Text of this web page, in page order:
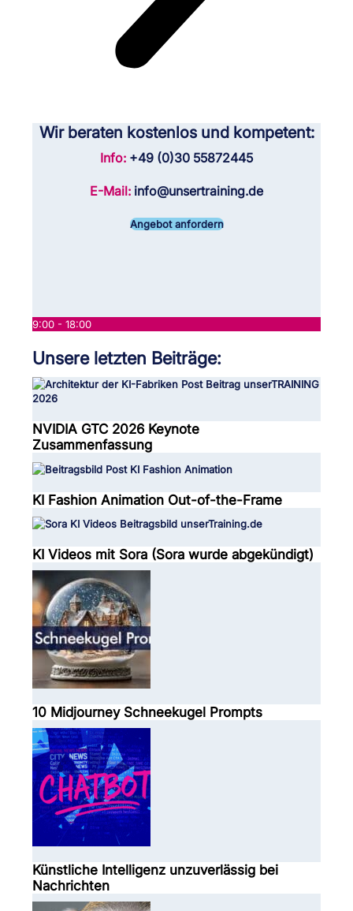
Wir beraten kostenlos und kompetent:
Info: +49 (0)30 55872445
E-Mail: info@unsertraining.de
Angebot anfordern
9:00 - 18:00
Unsere letzten Beiträge:
NVIDIA GTC 2026 Keynote
Zusammenfassung
KI Fashion Animation Out-of-the-Frame
KI Videos mit Sora (Sora wurde abgekündigt)
10 Midjourney Schneekugel Prompts
Künstliche Intelligenz unzuverlässig bei
Nachrichten